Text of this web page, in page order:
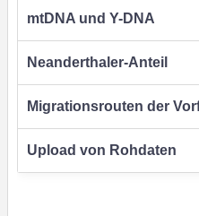
mtDNA und Y-DNA
Neanderthaler-Anteil
Migrationsrouten der
Upload von Rohdaten